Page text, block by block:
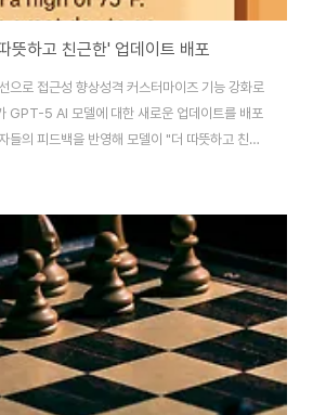
하고 친근한' 업데이트 배포
으로 접근성 향상성격 커스터마이즈 기능 강화로
GPT-5 AI 모델에 대한 새로운 업데이트를 배포
들의 피드백을 반영해 모델이 "더 따뜻하고 친근
것이 특징이다. OpenAI는 GPT-5가 이전보다
용자들로부터 너무 형식적이고 감정적 깊이가
특히 이전 모델인 GPT-4o가 너무 아첨하는 성
것과는 반대로, GPT-5는 너무 딱딱하고 감정적
왔다. OpenAI는 이러한 사용자 피드백을 바탕으